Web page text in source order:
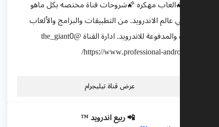
مجانا 🌠العاب مهكره 🌠شروحات قناة مختصه بكل ماهو
جديد في عالم الاندرويد. من التطبيقات والبرامج والألعاب
المهكرة والمدفوعة للاندرويد. ادارة القناة @the_giant0
https://www.professional-android.com/
عرض قناة تيليجرام
📲 ربيع اندرويد ™